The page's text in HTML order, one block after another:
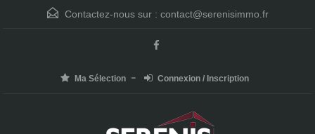
Contactez-nous sur : contact@serenisimmo.fr
Ma Sélection Connexion / Inscription